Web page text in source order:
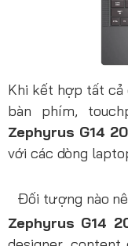
Khi kết hợp tất cả
bàn phím,
Zephyrus G14
với các dòng
Đối tượng nào
Zephyrus G14